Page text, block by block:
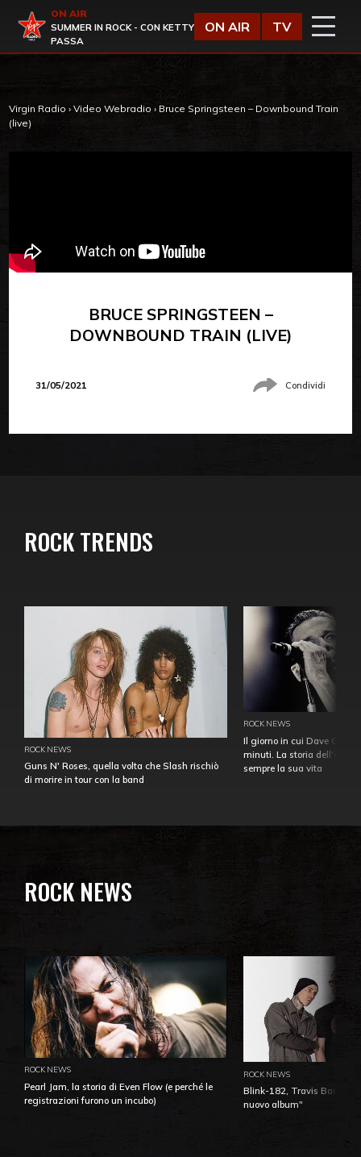
Virgin Radio
ON AIR
SUMMER IN ROCK - CON KETTY
PASSA
ON AIR TV
Virgin Radio › Video Webradio › Bruce Springsteen – Downbound Train
(live)
BRUCE SPRINGSTEEN –
DOWNBOUND TRAIN (LIVE)
31/05/2021 Condividi
ROCK TRENDS
ROCK NEWS
Guns N' Roses, quella volta che Slash rischiò
di morire in tour con la band
ROCK NEWS
Il giorno in cui Dave
minuti. La storia
sempre la sua vita
ROCK NEWS
ROCK NEWS
Pearl Jam, la storia di Even Flow (e perché le
registrazioni furono un incubo)
ROCK NEWS
Blink-182, Travis Barker:
nuovo album"